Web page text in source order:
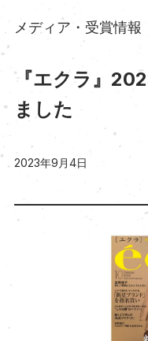
メディア・受賞情報
『エクラ』
ました
2023年9月4日